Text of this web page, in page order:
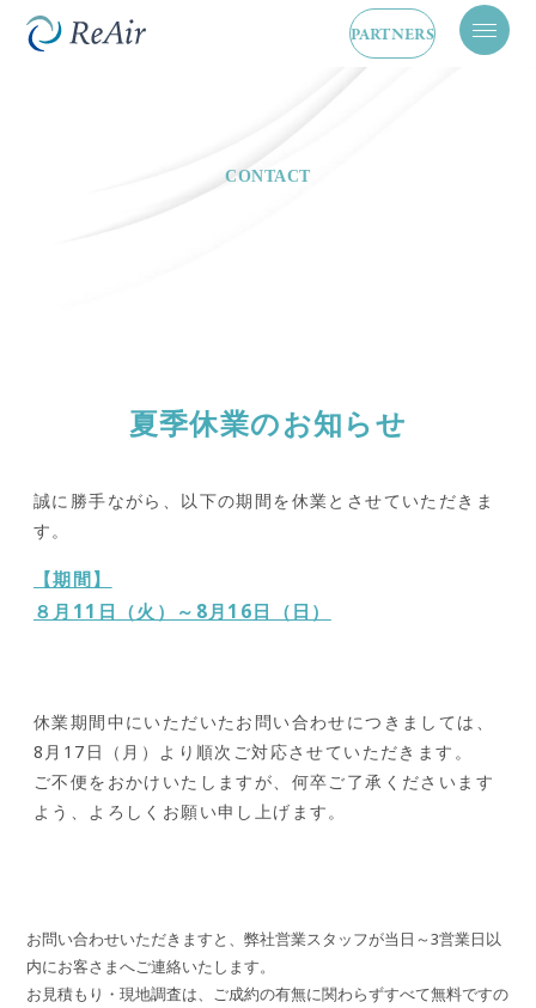
PARTNERS
メ
ニ
CONTACT
夏季休業のお知らせ
誠に勝手ながら、以下の期間を休業とさせていただきま
す。
【期間】
８月11日（火）～8月16日（日）
休業期間中にいただいたお問い合わせにつきましては、
8月17日（月）より順次ご対応させていただきます。
ご不便をおかけいたしますが、何卒ご了承くださいます
よう、よろしくお願い申し上げます。
お問い合わせいただきますと、弊社営業スタッフが当日～3営業日以
内にお客さまへご連絡いたします。
お見積もり・現地調査は、ご成約の有無に関わらずすべて無料ですの